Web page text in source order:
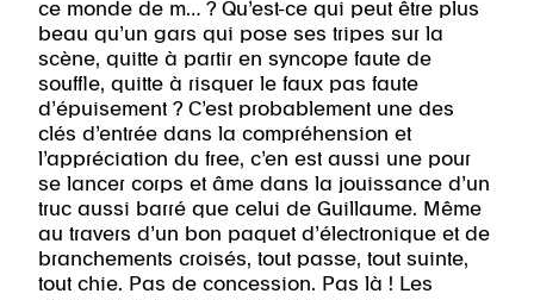
ce monde de m… ? Qu’est-ce qui peut être plus
beau qu’un gars qui pose ses tripes sur la
scène, quitte à partir en syncope faute de
souffle, quitte à risquer le faux pas faute
d’épuisement ? C’est probablement une des
clés d’entrée dans la compréhension et
l’appréciation du free, c’en est aussi une pour
se lancer corps et âme dans la jouissance d’un
truc aussi barré que celui de Guillaume. Même
au travers d’un bon paquet d’électronique et de
branchements croisés, tout passe, tout suinte,
tout chie. Pas de concession. Pas là ! Les